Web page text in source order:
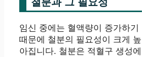
임신 중에는 혈액량이 증가하기
때문에 철분의 필요성이 크게 높
아집니다. 철분은 적혈구 생성에